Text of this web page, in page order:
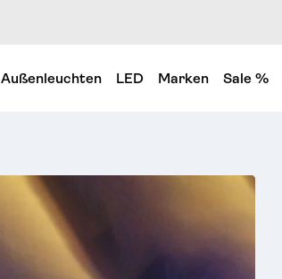
Außenleuchten LED Marken Sale %